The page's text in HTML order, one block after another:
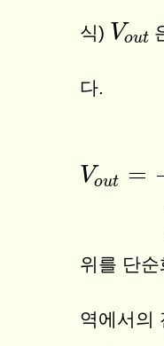
식) Vout
Vout
다.
Vout =
Vout =1j ω
위를 단
역에서의